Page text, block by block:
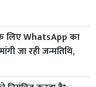
लिए WhatsApp का
जा रही जन्मतिथि,